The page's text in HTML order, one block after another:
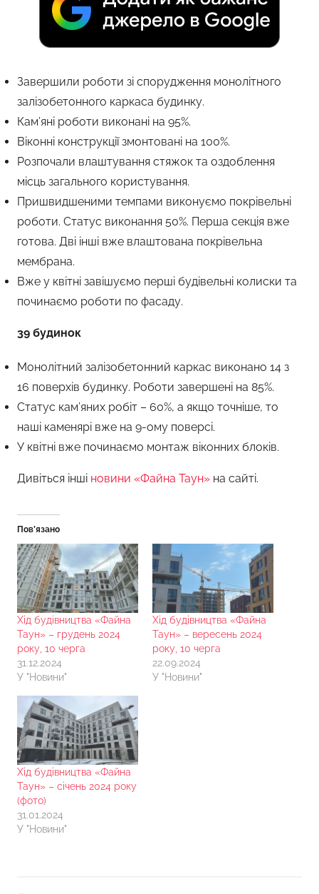
Завершили роботи зі спорудження монолітного
залізобетонного каркаса будинку.
Кам’яні роботи виконані на 95%.
Віконні конструкції змонтовані на 100%.
Розпочали влаштування стяжок та оздоблення
місць загального користування.
Пришвидшеними темпами виконуємо покрівельні
роботи. Статус виконання 50%. Перша секція вже
готова. Дві інші вже влаштована покрівельна
мембрана.
Вже у квітні завішуємо перші будівельні колиски та
починаємо роботи по фасаду.
39 будинок
Монолітний залізобетонний каркас виконано 14 з
16 поверхів будинку. Роботи завершені на 85%.
Статус кам’яних робіт – 60%, а якщо точніше, то
наші каменярі вже на 9-ому поверсі.
У квітні вже починаємо монтаж віконних блоків.
Дивіться інші новини «Файна Таун» на сайті.
Пов’язано
Хід будівництва «Файна
Таун» – грудень 2024
року, 10 черга
31.12.2024
У "Новини"
Хід будівництва «Файна
Таун» – вересень 2024
року, 10 черга
22.09.2024
У "Новини"
Хід будівництва «Файна
Таун» – січень 2024 року
(фото)
31.01.2024
У "Новини"